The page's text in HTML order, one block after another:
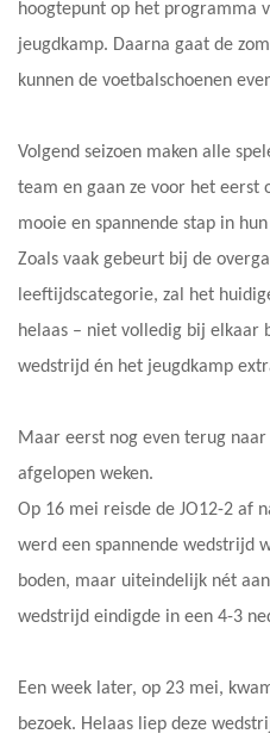
hoogtepunt op het programma
jeugdkamp. Daarna gaat de
kunnen de voetbalschoenen
Volgend seizoen maken alle
team en gaan ze voor het eerst
mooie en spannende stap in
Zoals vaak gebeurt bij de
leeftijdscategorie, zal het
helaas – niet volledig bij elkaar
wedstrijd én het jeugdkamp
Maar eerst nog even terug
afgelopen weken.
Op 16 mei reisde de JO12-2 af
werd een spannende wedstrijd
boden, maar uiteindelijk nét
wedstrijd eindigde in een 4-3
Een week later, op 23 mei,
bezoek. Helaas liep deze